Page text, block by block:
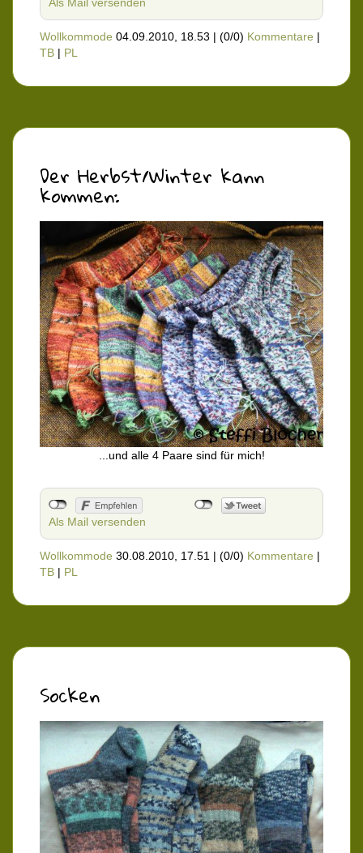
Als Mail versenden
Wollkommode 04.09.2010, 18.53 | (0/0) Kommentare |
TB | PL
Der Herbst/Winter kann
kommen:
...und alle 4 Paare sind für mich!
Als Mail versenden
Wollkommode 30.08.2010, 17.51 | (0/0) Kommentare |
TB | PL
Socken